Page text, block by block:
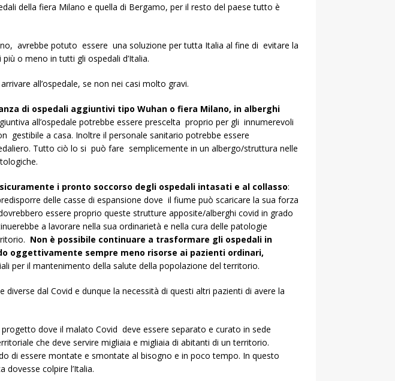
della fiera Milano e quella di Bergamo, per il resto del paese tutto è
avrebbe potuto essere una soluzione per tutta Italia al fine di evitare la
o meno in tutti gli ospedali d’Italia.
all’ospedale, se non nei casi molto gravi.
di ospedali aggiuntivi tipo Wuhan o fiera Milano, in alberghi
all’ospedale potrebbe essere prescelta proprio per gli innumerevoli
gestibile a casa. Inoltre il personale sanitario potrebbe essere
Tutto ciò lo si può fare semplicemente in un albergo/struttura nelle
i pronto soccorso degli ospedali intasati e al collasso:
delle casse di espansione dove il fiume può scaricare la sua forza
essere proprio queste strutture apposite/alberghi covid in grado
a lavorare nella sua ordinarietà e nella cura delle patologie
Non è possibile continuare a trasformare gli ospedali in
oggettivamente sempre meno risorse ai pazienti ordinari,
per il mantenimento della salute della popolazione del territorio.
dal Covid e dunque la necessità di questi altri pazienti di avere la
dove il malato Covid deve essere separato e curato in sede
che deve servire migliaia e migliaia di abitanti di un territorio.
di essere montate e smontate al bisogno e in poco tempo. In questo
colpire l’Italia.